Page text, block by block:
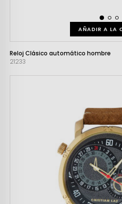
AÑADIR A LA
Reloj Clásico automático hombre
21233